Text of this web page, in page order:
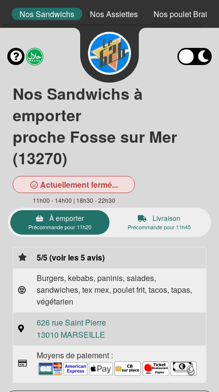
Nos Sandwichs Nos Assiettes Nos poulet Braisé
Nos Sandwichs à
emporter
proche Fosse sur Mer
(13270)
Actuellement fermé...
11h00 - 14h00 | 18h30 - 22h30
À emporter
Précommande pour 11h20
Livraison
Précommande pour 11h45
5/5 (voir les 5 avis)
Burgers, kebabs, paninis, salades,
sandwiches, tex mex, poulet frit, tacos, tapas,
végétarien
626 rue Saint Pierre
13010 MARSEILLE
Moyens de paiement :